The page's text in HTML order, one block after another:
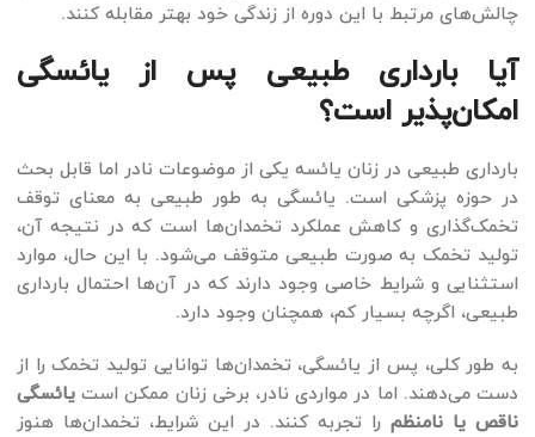
چالش‌های مرتبط با این دوره از زندگی خود بهتر مقابله کنند.
آیا بارداری طبیعی پس از یائسگی
امکان‌پذیر است؟
بارداری طبیعی در زنان یائسه یکی از موضوعات نادر اما قابل بحث
در حوزه پزشکی است. یائسگی به طور طبیعی به معنای توقف
تخمک‌گذاری و کاهش عملکرد تخمدان‌ها است که در نتیجه آن،
تولید تخمک به صورت طبیعی متوقف می‌شود. با این حال، موارد
استثنایی و شرایط خاصی وجود دارند که در آن‌ها احتمال بارداری
طبیعی، اگرچه بسیار کم، همچنان وجود دارد.
به طور کلی، پس از یائسگی، تخمدان‌ها توانایی تولید تخمک را از
دست می‌دهند. اما در مواردی نادر، برخی زنان ممکن است یائسگی
ناقص یا نامنظم را تجربه کنند. در این شرایط، تخمدان‌ها هنوز